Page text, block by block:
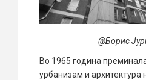
@Борис
Во 1965 година
урбанизам и архитектура